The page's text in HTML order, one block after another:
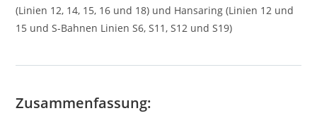
(Linien 12, 14, 15, 16 und 18) und Hansaring (Linien 12 und
15 und S-Bahnen Linien S6, S11, S12 und S19)
Zusammenfassung: